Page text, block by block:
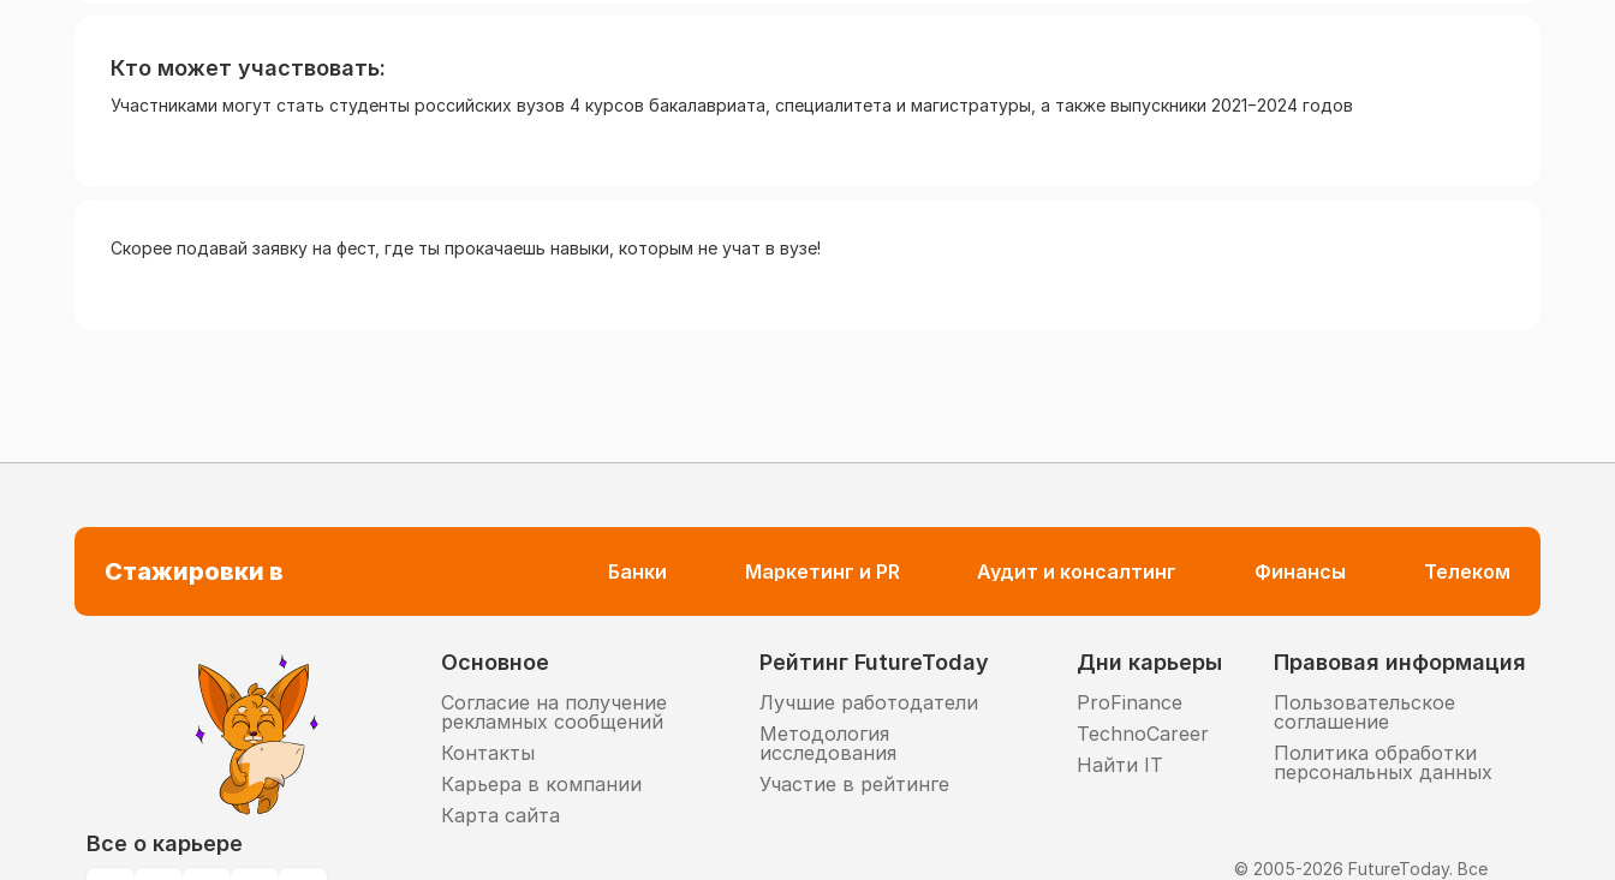
Кто может участвовать:
Участниками могут стать студенты российских вузов 4 курсов бакалавриата, специалитета и магистратуры, а также выпускники 2021−2024 годов
Скорее подавай заявку на фест, где ты прокачаешь навыки, которым не учат в вузе!
Стажировки в Банки Маркетинг и PR Аудит и консалтинг Финансы Телеком
Все о карьере
Основное
Согласие на получение
рекламных сообщений
Контакты
Карьера в компании
Карта сайта
Рейтинг FutureToday
Лучшие работодатели
Методология
исследования
Участие в рейтинге
Дни карьеры
ProFinance
TechnoCareer
Найти IT
Правовая информация
Пользовательское
соглашение
Политика обработки
персональных данных
© 2005-2026 FutureToday. Все